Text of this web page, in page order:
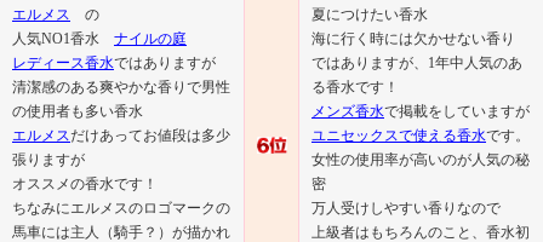
エルメス
の
人気NO1香水 ナイルの庭
レディース香水ではありますが
清潔感のある爽やかな香りで男性
の使用者も多い香水
エルメス だけあってお値段は多少
張りますが
オススメの香水です！
ちなみにエルメスのロゴマークの
馬車には主人（騎手？）が描かれ
夏につけたい香水
海に行く時には欠かせない香り
ではありますが、1年中人気のあ
る香水です！
メンズ香水で掲載をしていますが
ユニセックスで使える香水です。
女性の使用率が高いのが人気の秘
密
万人受けしやすい香りなので
上級者はもちろんのこと、香水初